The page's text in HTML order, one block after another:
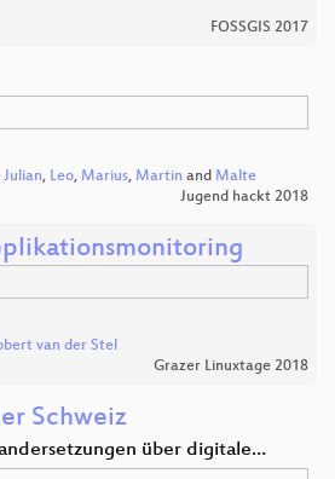
FOSSGIS 2017
Julian, Leo, Marius, Martin and Malte
Jugend hackt 2018
van der Stel
Grazer Linuxtage 2018
Schweiz
über digitale…